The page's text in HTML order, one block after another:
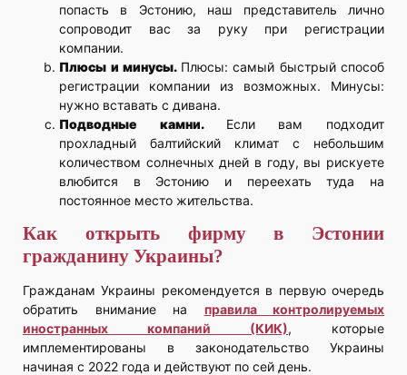
попасть в Эстонию, наш представитель лично
сопроводит вас за руку при регистрации
компании.
Плюсы и минусы. Плюсы: самый быстрый способ
регистрации компании из возможных. Минусы:
нужно вставать с дивана.
Подводные камни. Если вам подходит
прохладный балтийский климат с небольшим
количеством солнечных дней в году, вы рискуете
влюбится в Эстонию и переехать туда на
постоянное место жительства.
Как открыть фирму в Эстонии
гражданину Украины?
Гражданам Украины рекомендуется в первую очередь
обратить внимание на правила контролируемых
иностранных компаний (КИК), которые
имплементированы в законодательство Украины
начиная с 2022 года и действуют по сей день.